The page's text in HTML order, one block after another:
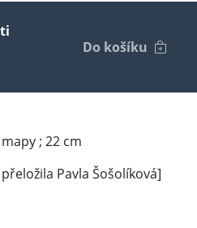
Do košíku
; 22 cm
Pavla Šošolíková]